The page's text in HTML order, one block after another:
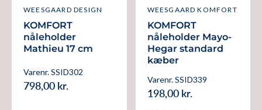
WEESGAARD DESIGN
KOMFORT
nåleholder
Mathieu 17 cm
Varenr. SSID302
798,00 kr.
WEESGAARD KOMFORT
KOMFORT
nåleholder Mayo-
Hegar standard
kæber
Varenr. SSID339
198,00 kr.